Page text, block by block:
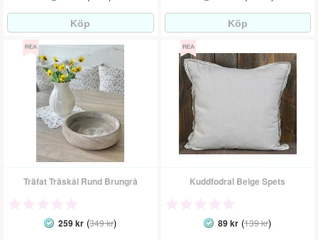
Träfat Träskål Rund Brungrå
259 kr (349 kr)
Kuddfodral Beige Spets
89 kr (139 kr)